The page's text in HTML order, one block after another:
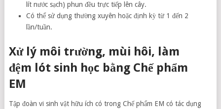
lít nước sạch) phun đều trực tiếp lên cây.
Có thể sử dụng thường xuyên hoặc định kỳ từ 1 đến 2
lần/tuần.
Xử lý môi trường, mùi hôi, làm
đệm lót sinh học bằng Chế phẩm
EM
Tập đoàn vi sinh vật hữu ích có trong Chế phẩm EM có tác dụng